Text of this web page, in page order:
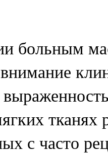
больным
тканях
с часто